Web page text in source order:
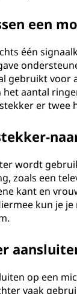
een
één
gebruikt
aantal
er twee
wordt
zoals een
kant en
kun je
op een
vaak